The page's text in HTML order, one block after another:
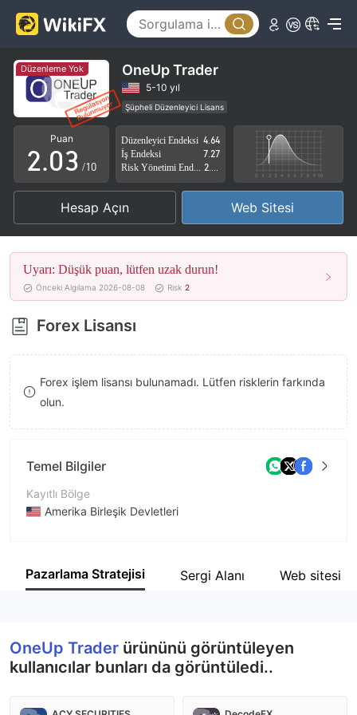
Düzenleme Yok OneUp Trader
5-10 yıl
Şüpheli Düzenleyici Lisans
Yüksek düzeyde potansiyel risk
Puan
0
1
2
3
4
5
6
7
8
9
.0
1
2
3
4
5
6
7
8
0
1
2
3
4
5
6
7
8
9
/10
Düzenleyici Endeksi 4.64
İş Endeksi
7.27
Hesap Açın Web Sitesi
Uyarı: Düşük puan, lütfen uzak durun!
Önceki Algılama 2026-08-08 Risk 2
Forex Lisansı
Forex işlem lisansı bulunamadı. Lütfen risklerin farkında
olun.
Temel Bilgiler
Kayıtlı Bölge
Amerika Birleşik Devletleri
Şirket Adı
Pazarlama Stratejisi Sergi Alanı Web sitesi
OneUp Trader ürününü görüntüleyen
kullanıcılar bunları da görüntüledi..